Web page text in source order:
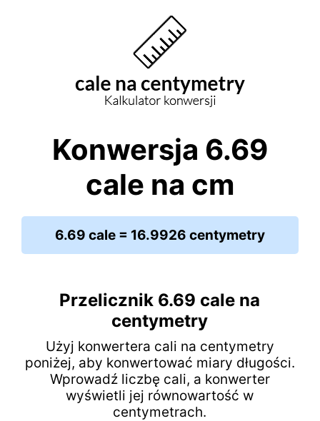
Konwersja 6.69
cale na cm
6.69 cale = 16.9926 centymetry
Przelicznik 6.69 cale na
centymetry
Użyj konwertera cali na centymetry
poniżej, aby konwertować miary długości.
Wprowadź liczbę cali, a konwerter
wyświetli jej równowartość w
centymetrach.